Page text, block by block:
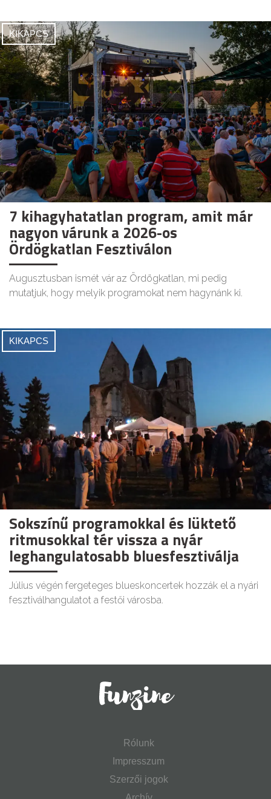
KIKAPCS
7 kihagyhatatlan program, amit már
nagyon várunk a 2026-os
Ördögkatlan Fesztiválon
Augusztusban ismét vár az Ördögkatlan, mi pedig
mutatjuk, hogy melyik programokat nem hagynánk ki.
KIKAPCS
Sokszínű programokkal és lüktető
ritmusokkal tér vissza a nyár
leghangulatosabb bluesfesztiválja
Július végén fergeteges blueskoncertek hozzák el a nyári
fesztiválhangulatot a festői városba.
Rólunk
Impresszum
Szerzői jogok